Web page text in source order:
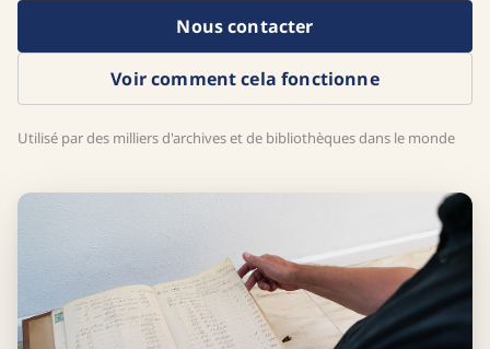
Nous contacter
Voir comment cela fonctionne
Utilisé par des milliers d'archives et de bibliothèques dans le monde